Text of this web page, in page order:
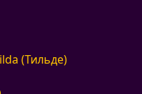
(Тильде)